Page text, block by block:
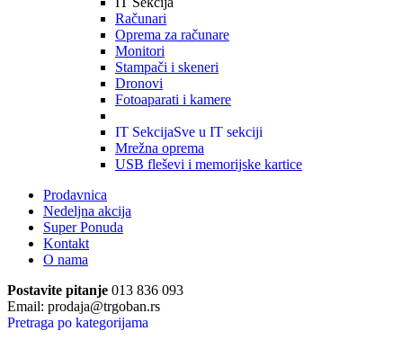
Računari
Oprema za računare
Monitori
Stampači i skeneri
Dronovi
Fotoaparati i kamere
IT SekcijaSve u IT sekciji
Mrežna oprema
USB fleševi i memorijske kartice
Prodavnica
Nedeljna akcija
Super Ponuda
Kontakt
O nama
Postavite pitanje 013 836 093
Email: prodaja@trgoban.rs
Pretraga po kategorijama